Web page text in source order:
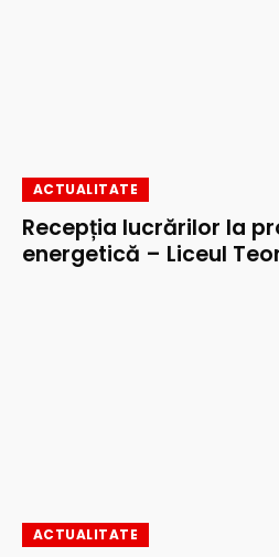
ACTUALITATE
Recepția lucrărilor la
energetică – Liceul
ACTUALITATE